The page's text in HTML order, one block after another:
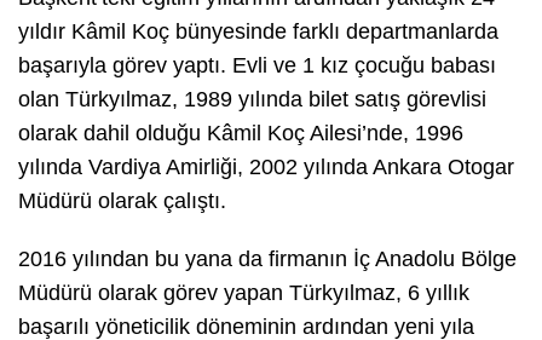
yıldır Kâmil Koç bünyesinde farklı departmanlarda
başarıyla görev yaptı. Evli ve 1 kız çocuğu babası
olan Türkyılmaz, 1989 yılında bilet satış görevlisi
olarak dahil olduğu Kâmil Koç Ailesi’nde, 1996
yılında Vardiya Amirliği, 2002 yılında Ankara Otogar
Müdürü olarak çalıştı.
2016 yılından bu yana da firmanın İç Anadolu Bölge
Müdürü olarak görev yapan Türkyılmaz, 6 yıllık
başarılı yöneticilik döneminin ardından yeni yıla